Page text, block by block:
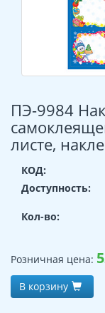
ПЭ-9984
листе,
КОД:
Доступность:
Кол-во:
Розничная цена:
В корзину